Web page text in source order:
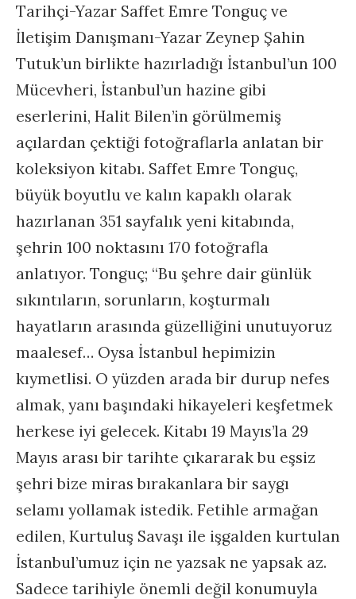
Tarihçi-Yazar Saffet Emre Tonguç ve
İletişim Danışmanı-Yazar Zeynep Şahin
Tutuk’un birlikte hazırladığı İstanbul’un 100
Mücevheri, İstanbul’un hazine gibi
eserlerini, Halit Bilen’in görülmemiş
açılardan çektiği fotoğraflarla anlatan bir
koleksiyon kitabı. Saffet Emre Tonguç,
büyük boyutlu ve kalın kapaklı olarak
hazırlanan 351 sayfalık yeni kitabında,
şehrin 100 noktasını 170 fotoğrafla
anlatıyor. Tonguç; “Bu şehre dair günlük
sıkıntıların, sorunların, koşturmalı
hayatların arasında güzelliğini unutuyoruz
maalesef… Oysa İstanbul hepimizin
kıymetlisi. O yüzden arada bir durup nefes
almak, yanı başındaki hikayeleri keşfetmek
herkese iyi gelecek. Kitabı 19 Mayıs’la 29
Mayıs arası bir tarihte çıkararak bu eşsiz
şehri bize miras bırakanlara bir saygı
selamı yollamak istedik. Fetihle armağan
edilen, Kurtuluş Savaşı ile işgalden kurtulan
İstanbul’umuz için ne yazsak ne yapsak az.
Sadece tarihiyle önemli değil konumuyla